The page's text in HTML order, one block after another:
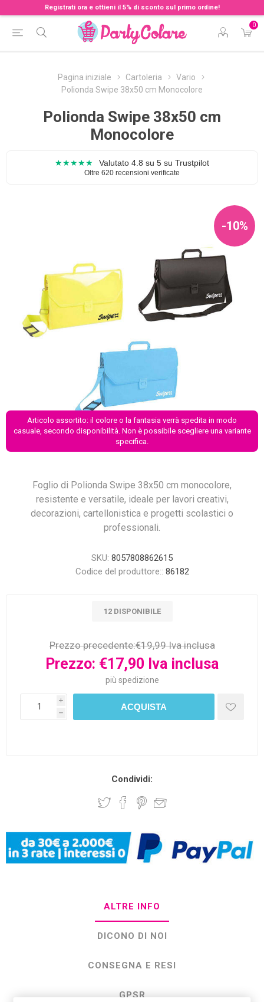
Registrati ora e ottieni il 5% di sconto sul primo ordine!
0
Pagina iniziale Cartoleria
Vario
Polionda Swipe 38x50 cm Monocolore
Polionda Swipe 38x50 cm
Monocolore
★★★★★ Valutato 4.8 su 5 su Trustpilot
Oltre 620 recensioni verificate
Articolo assortito: il colore o la fantasia verrà spedita in modo
casuale, secondo disponibilità. Non è possibile scegliere una variante
specifica.
-10%
Foglio di Polionda Swipe 38x50 cm monocolore,
resistente e versatile, ideale per lavori creativi,
decorazioni, cartellonistica e progetti scolastici o
professionali.
SKU: 8057808862615
Codice del produttore:: 86182
12 DISPONIBILE
Prezzo precedente:€19,99 Iva inclusa
Prezzo: €17,90 Iva inclusa
più spedizione
i
h
Condividi:
ALTRE INFO
DICONO DI NOI
CONSEGNA E RESI
GPSR